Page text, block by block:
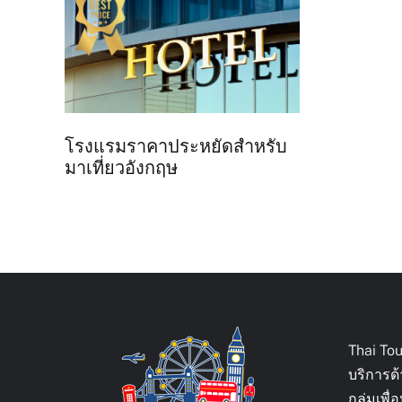
โรงแรมราคาประหยัดสำหรับ
มาเที่ยวอังกฤษ
Thai
บริการ
กลุ่มเพื่